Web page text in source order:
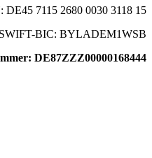
DE45 7115 2680 0030 3118 15
SWIFT-BIC: BYLADEM1WSB
DE87ZZZ00000168444